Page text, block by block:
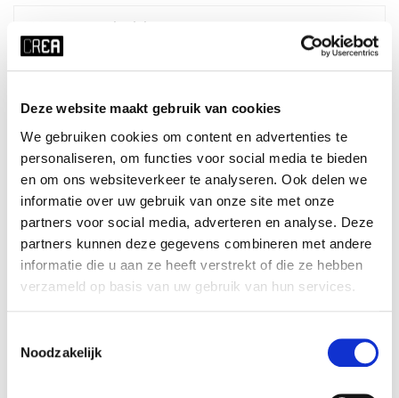
Deze website maakt gebruik van cookies
We gebruiken cookies om content en advertenties te
personaliseren, om functies voor social media te bieden
en om ons websiteverkeer te analyseren. Ook delen we
informatie over uw gebruik van onze site met onze
partners voor social media, adverteren en analyse. Deze
partners kunnen deze gegevens combineren met andere
informatie die u aan ze heeft verstrekt of die ze hebben
verzameld op basis van uw gebruik van hun services.
Noodzakelijk
Course schedule
Made in CREA: LIVE
x ALLE FILTERS HERSTELLEN
tijd
startdatum
wo 19:15 - 21:15 23-09-2026
duur periode
10 weken blok 1 - herfst
prijsⓘ cursusnummer
jong-alumnus UvA: